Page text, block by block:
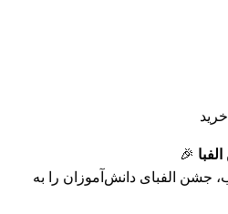
🎉
جشن الفبای دانش‌آموزان را به